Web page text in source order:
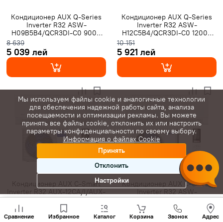
Кондиционер AUX Q-Series
Inverter R32 ASW-
H09B5B4/QCR3DI-C0 9000
8 639
5 039 лей
Кондиционер AUX Q-Series
Inverter R32 ASW-
H12C5B4/QCR3DI-C0 12000
10 151
5 921 лей
Кондиционер AUX C-Smart
Inverter R32 AUX-12CA/I/AUX-
12CA/O 12000 BTU
13 344
7 784 лей
Кондиционер AUX C-Series
Inverter R32 ASW-
H09B7A4/CAR3DI-D3 9000
8 051 лей
Сравнение Избранное Каталог Корзина Звонок Адрес
нам
+(373)
Мы используем файлы cookie и аналогичные технологии
для обеспечения надежной работы сайта, анализа
посещаемости и оптимизации рекламы. Вы можете
принять все файлы cookie, отклонить их или настроить
параметры конфиденциальности по своему выбору.
Информация о файлах Cookie
Принять
Отклонить
Настройки